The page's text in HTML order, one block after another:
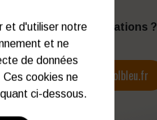
avoir plus d’informations ?
contact@colbleu.fr
et d'utiliser notre
et ne
de données
cookies ne
ci-dessous.